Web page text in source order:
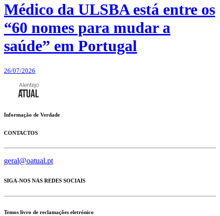
Médico da ULSBA está entre os
“60 nomes para mudar a
saúde” em Portugal
26/07/2026
Informação de Verdade
CONTACTOS
geral@oatual.pt
SIGA-NOS NAS REDES SOCIAIS
Temos livro de reclamações eletrónico